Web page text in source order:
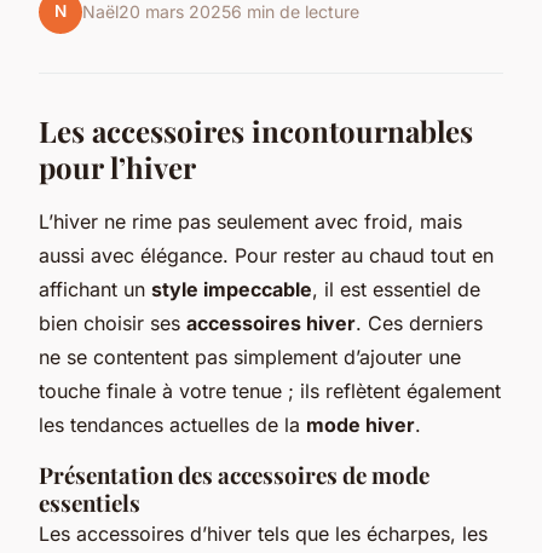
N Naël20 mars 20256 min de lecture
Les accessoires incontournables
pour l’hiver
L’hiver ne rime pas seulement avec froid, mais
aussi avec élégance. Pour rester au chaud tout en
affichant un style impeccable, il est essentiel de
bien choisir ses accessoires hiver. Ces derniers
ne se contentent pas simplement d’ajouter une
touche finale à votre tenue ; ils reflètent également
les tendances actuelles de la mode hiver.
Présentation des accessoires de mode
essentiels
Les accessoires d’hiver tels que les écharpes, les